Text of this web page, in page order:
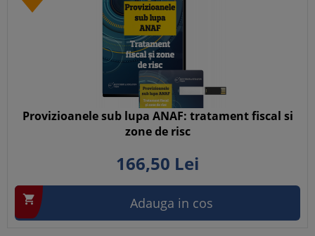
Provizioanele sub lupa ANAF: tratament fiscal si
zone de risc
166,50 Lei
 Adauga in cos